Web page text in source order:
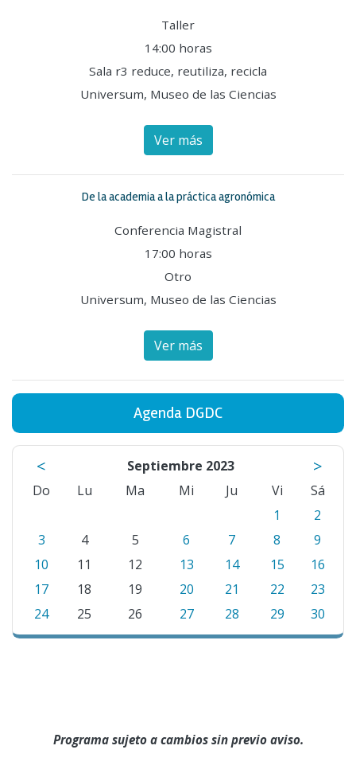
Taller
14:00 horas
Sala r3 reduce, reutiliza, recicla
Universum, Museo de las Ciencias
Ver más
De la academia a la práctica agronómica
Conferencia Magistral
17:00 horas
Otro
Universum, Museo de las Ciencias
Ver más
Agenda DGDC
< Septiembre 2023 >
Do Lu Ma Mi Ju Vi
Sá
1
2
3
4 5 6 7 8
9
10
11 12 13 14 15
16
17
18 19 20 21 22
23
24
25 26 27 28 29 30
Programa sujeto a cambios sin previo aviso.